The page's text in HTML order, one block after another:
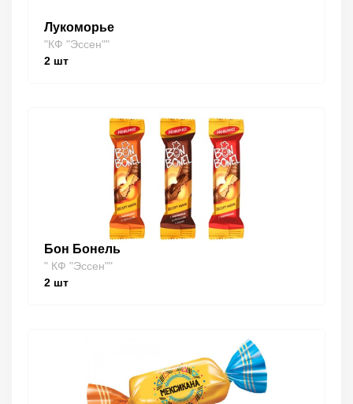
Лукоморье
"КФ "Эссен""
2 шт
Бон Бонель
" КФ "Эссен""
2 шт